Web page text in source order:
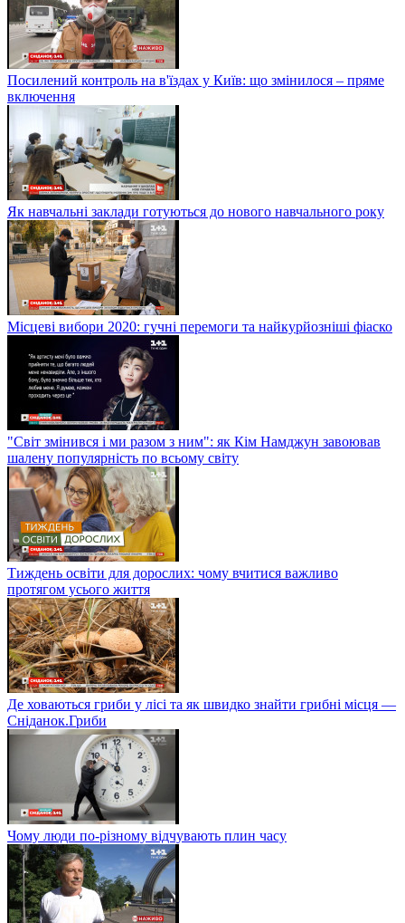
Посилений контроль на в'їздах у Київ: що змінилося – пряме
включення
Як навчальні заклади готуються до нового навчального року
Місцеві вибори 2020: гучні перемоги та найкурйозніші фіаско
"Світ змінився і ми разом з ним": як Кім Намджун завоював
шалену популярність по всьому світу
Тиждень освіти для дорослих: чому вчитися важливо
протягом усього життя
Де ховаються гриби у лісі та як швидко знайти грибні місця —
Сніданок.Гриби
Чому люди по-різному відчувають плин часу